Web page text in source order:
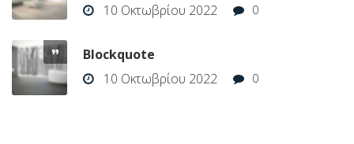
10 Οκτωβρίου 2022
0
Blockquote
10 Οκτωβρίου 2022
0